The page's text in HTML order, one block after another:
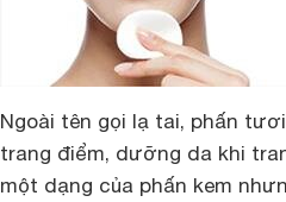
Ngoài tên gọi lạ tai, phấn
trang điểm, dưỡng da khi
một dạng của phấn kem